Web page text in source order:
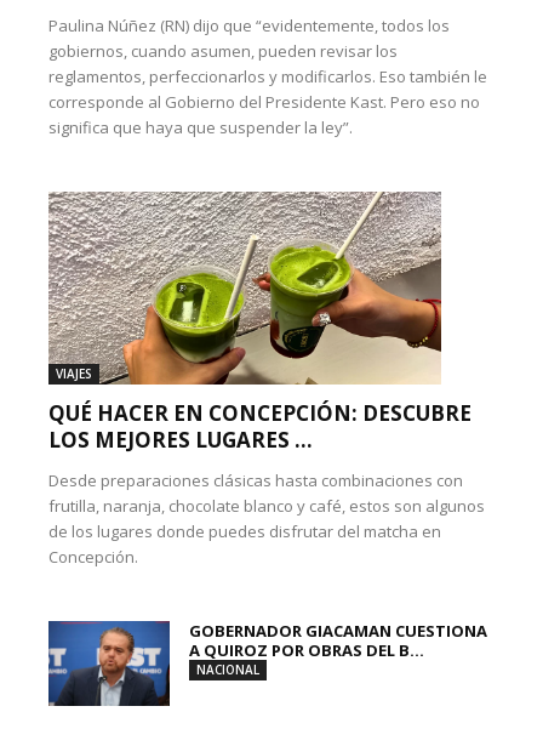
Paulina Núñez (RN) dijo que “evidentemente, todos los
gobiernos, cuando asumen, pueden revisar los
reglamentos, perfeccionarlos y modificarlos. Eso también le
corresponde al Gobierno del Presidente Kast. Pero eso no
significa que haya que suspender la ley”.
VIAJES
QUÉ HACER EN CONCEPCIÓN: DESCUBRE
LOS MEJORES LUGARES ...
Desde preparaciones clásicas hasta combinaciones con
frutilla, naranja, chocolate blanco y café, estos son algunos
de los lugares donde puedes disfrutar del matcha en
Concepción.
GOBERNADOR GIACAMAN CUESTIONA
A QUIROZ POR OBRAS DEL B...
NACIONAL